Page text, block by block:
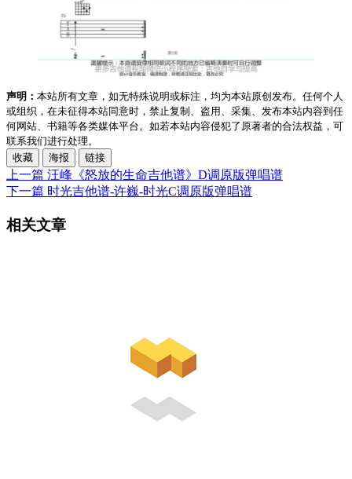
声明： 本站所有文章，如无特殊说明或标注，均为本站原创发布。任何个人
或组织，在未征得本站同意时，禁止复制、盗用、采集、发布本站内容到任
何网站、书籍等各类媒体平台。如若本站内容侵犯了原著者的合法权益，可
联系我们进行处理。
收藏
海报 链接
上一篇 汪峰《怒放的生命吉他谱》D调原版弹唱谱
下一篇 时光吉他谱-许巍-时光C调原版弹唱谱
相关文章